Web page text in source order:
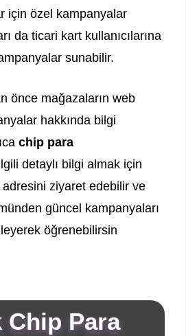
için özel kampanyalar
da ticari kart kullanıcılarına
sunabilir.
önce mağazaların web
hakkında bilgi
chip para
detaylı bilgi almak için
adresini ziyaret edebilir ve
güncel kampanyaları
öğrenebilirsin
Chip Para